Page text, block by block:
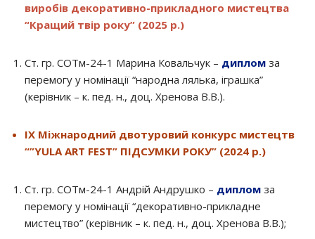
виробів декоративно-прикладного мистецтва
“Кращий твір року” (2025 р.)
Ст. гр. СОТм-24-1 Марина Ковальчук – диплом за
перемогу у номінації “народна лялька, іграшка”
(керівник – к. пед. н., доц. Хренова В.В.).
IХ Міжнародний двотуровий конкурс мистецтв
“”YULA ART FEST” ПІДСУМКИ РОКУ” (2024 р.)
Ст. гр. СОТм-24-1 Андрій Андрушко – диплом за
перемогу у номінації “декоративно-прикладне
мистецтво” (керівник – к. пед. н., доц. Хренова В.В.);